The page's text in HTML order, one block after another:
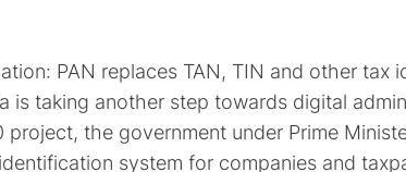
PAN replaces TAN, TIN and other tax
is taking another step towards digital
project, the government under Prime
system for companies and